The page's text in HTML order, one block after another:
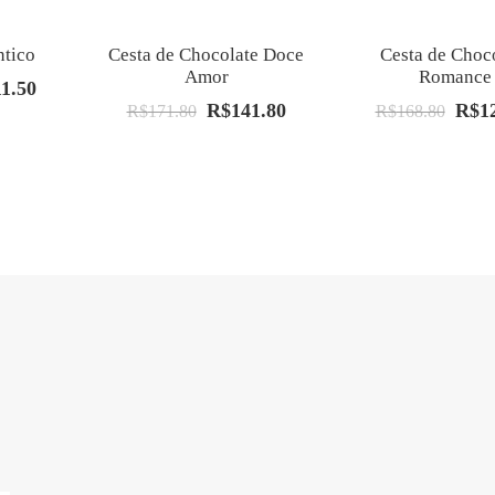
O
Cesta de Chocolate Doce
Amor
R$171.80 O
R$141.80O
Cesta de
Romance
R$168.80 O
R$